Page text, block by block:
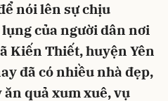
nói lên sự chịu
của người dân nơi
Kiến Thiết, huyện Yên
đã có nhiều nhà đẹp,
ăn quả xum xuê, vụ